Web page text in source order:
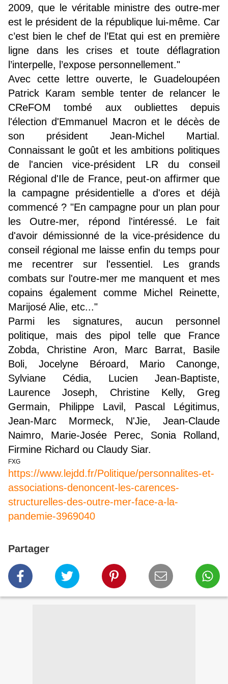
2009, que le véritable ministre des outre-mer
est le président de la république lui-même. Car
c’est bien le chef de l’Etat qui est en première
ligne dans les crises et toute déflagration
l’interpelle, l’expose personnellement."
Avec cette lettre ouverte, le Guadeloupéen
Patrick Karam semble tenter de relancer le
CReFOM tombé aux oubliettes depuis
l'élection d'Emmanuel Macron et le décès de
son président Jean-Michel Martial.
Connaissant le goût et les ambitions politiques
de l'ancien vice-président LR du conseil
Régional d'Ile de France, peut-on affirmer que
la campagne présidentielle a d'ores et déjà
commencé ? "En campagne pour un plan pour
les Outre-mer, répond l'intéressé. Le fait
d'avoir démissionné de la vice-présidence du
conseil régional me laisse enfin du temps pour
me recentrer sur l'essentiel. Les grands
combats sur l'outre-mer me manquent et mes
copains également comme Michel Reinette,
Marijosé Alie, etc..."
Parmi les signatures, aucun personnel
politique, mais des pipol telle que France
Zobda, Christine Aron, Marc Barrat, Basile
Boli, Jocelyne Béroard, Mario Canonge,
Sylviane Cédia, Lucien Jean-Baptiste,
Laurence Joseph, Christine Kelly, Greg
Germain, Philippe Lavil, Pascal Légitimus,
Jean-Marc Mormeck, N'Jie, Jean-Claude
Naimro, Marie-Josée Perec, Sonia Rolland,
Firmine Richard ou Claudy Siar.
FXG
https://www.lejdd.fr/Politique/personnalites-et-
associations-denoncent-les-carences-
structurelles-des-outre-mer-face-a-la-
pandemie-3969040
Partager